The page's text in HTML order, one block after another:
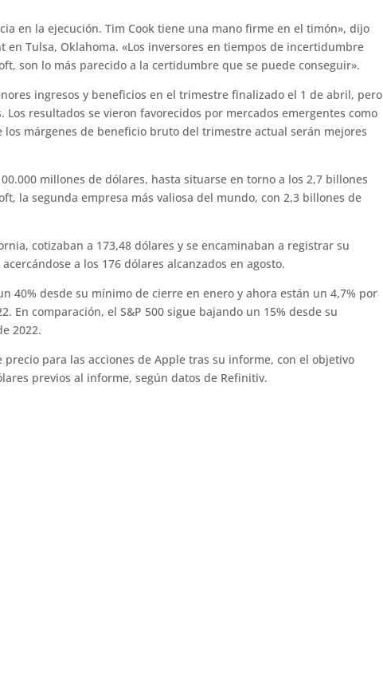
en la ejecución. Tim Cook tiene una mano firme en el timón», dijo
en Tulsa, Oklahoma. «Los inversores en tiempos de incertidumbre
son lo más parecido a la certidumbre que se puede conseguir».
ingresos y beneficios en el trimestre finalizado el 1 de abril, pero
resultados se vieron favorecidos por mercados emergentes como
márgenes de beneficio bruto del trimestre actual serán mejores
millones de dólares, hasta situarse en torno a los 2,7 billones
la segunda empresa más valiosa del mundo, con 2,3 billones de
cotizaban a 173,48 dólares y se encaminaban a registrar su
a los 176 dólares alcanzados en agosto.
40% desde su mínimo de cierre en enero y ahora están un 4,7% por
En comparación, el S&P 500 sigue bajando un 15% desde su
2022.
para las acciones de Apple tras su informe, con el objetivo
previos al informe, según datos de Refinitiv.